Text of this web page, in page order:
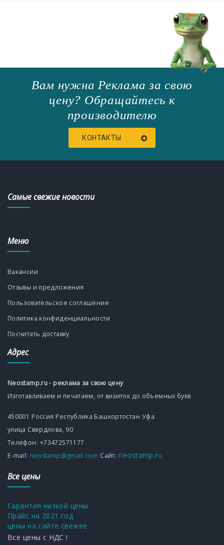
Вам нужна Реклама за свою
цену? Обращайтесь к
производителю
КОНТАКТЫ
Самые свежие новости
Меню
Вакансии
Отзывы и предложения
Пользовательское соглашение
Политика конфиденциальности
Посчитать доставку
Адрес
Neostamp.ru - реклама за свою цену
Изготавливаем и печатаем, от визиток до объемных букв
450001 Россия Республика Башкортостан Уфа
улица Свердлова, 90
Телефон: +73472571177
Е-mаil: neostamp@gmail.com Сайт: neostamp.ru
Все цены
Гарантия низкой цены
Прайс на 2021 год
цены на сайте свежее
Все цены с НДС !